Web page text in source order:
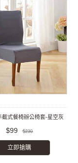
截式餐椅辦公椅套-星空灰
$99 $230
立即搶購